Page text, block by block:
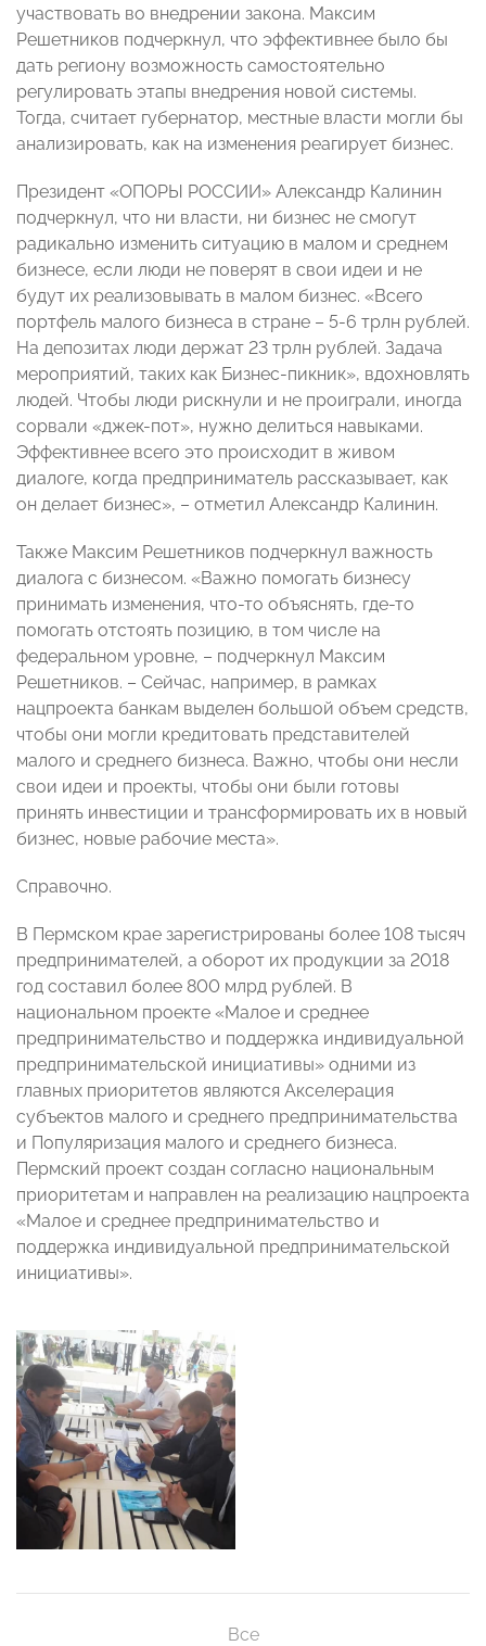
участвовать во внедрении закона. Максим
Решетников подчеркнул, что эффективнее было бы
дать региону возможность самостоятельно
регулировать этапы внедрения новой системы.
Тогда, считает губернатор, местные власти могли бы
анализировать, как на изменения реагирует бизнес.
Президент «ОПОРЫ РОССИИ» Александр Калинин
подчеркнул, что ни власти, ни бизнес не смогут
радикально изменить ситуацию в малом и среднем
бизнесе, если люди не поверят в свои идеи и не
будут их реализовывать в малом бизнес. «Всего
портфель малого бизнеса в стране – 5-6 трлн рублей.
На депозитах люди держат 23 трлн рублей. Задача
мероприятий, таких как Бизнес-пикник», вдохновлять
людей. Чтобы люди рискнули и не проиграли, иногда
сорвали «джек-пот», нужно делиться навыками.
Эффективнее всего это происходит в живом
диалоге, когда предприниматель рассказывает, как
он делает бизнес», – отметил Александр Калинин.
Также Максим Решетников подчеркнул важность
диалога с бизнесом. «Важно помогать бизнесу
принимать изменения, что-то объяснять, где-то
помогать отстоять позицию, в том числе на
федеральном уровне, – подчеркнул Максим
Решетников. – Сейчас, например, в рамках
нацпроекта банкам выделен большой объем средств,
чтобы они могли кредитовать представителей
малого и среднего бизнеса. Важно, чтобы они несли
свои идеи и проекты, чтобы они были готовы
принять инвестиции и трансформировать их в новый
бизнес, новые рабочие места».
Справочно.
В Пермском крае зарегистрированы более 108 тысяч
предпринимателей, а оборот их продукции за 2018
год составил более 800 млрд рублей. В
национальном проекте «Малое и среднее
предпринимательство и поддержка индивидуальной
предпринимательской инициативы» одними из
главных приоритетов являются Акселерация
субъектов малого и среднего предпринимательства
и Популяризация малого и среднего бизнеса.
Пермский проект создан согласно национальным
приоритетам и направлен на реализацию нацпроекта
«Малое и среднее предпринимательство и
поддержка индивидуальной предпринимательской
инициативы».
Все